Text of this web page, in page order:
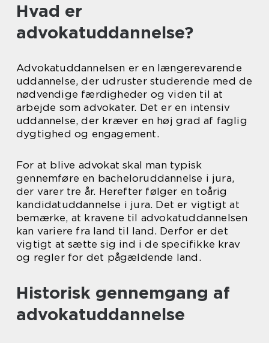
Hvad er
advokatuddannelse?
Advokatuddannelsen er en længerevarende
uddannelse, der udruster studerende med de
nødvendige færdigheder og viden til at
arbejde som advokater. Det er en intensiv
uddannelse, der kræver en høj grad af faglig
dygtighed og engagement.
For at blive advokat skal man typisk
gennemføre en bacheloruddannelse i jura,
der varer tre år. Herefter følger en toårig
kandidatuddannelse i jura. Det er vigtigt at
bemærke, at kravene til advokatuddannelsen
kan variere fra land til land. Derfor er det
vigtigt at sætte sig ind i de specifikke krav
og regler for det pågældende land.
Historisk gennemgang af
advokatuddannelse